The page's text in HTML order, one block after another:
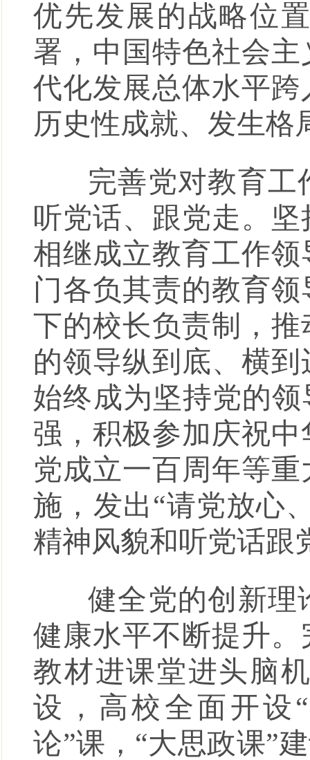
优先发展的战略位
署，中国特色社会
代化发展总体水平
历史性成就、发生格
完善党对教育工
听党话、跟党走。
相继成立教育工作
门各负其责的教育
下的校长负责制，
的领导纵到底、横
始终成为坚持党的
强，积极参加庆祝
党成立一百周年等
施，发出“请党放心
精神风貌和听党话跟
健全党的创新理
健康水平不断提升
教材进课堂进头脑
设，高校全面开设
论”课，“大思政课”